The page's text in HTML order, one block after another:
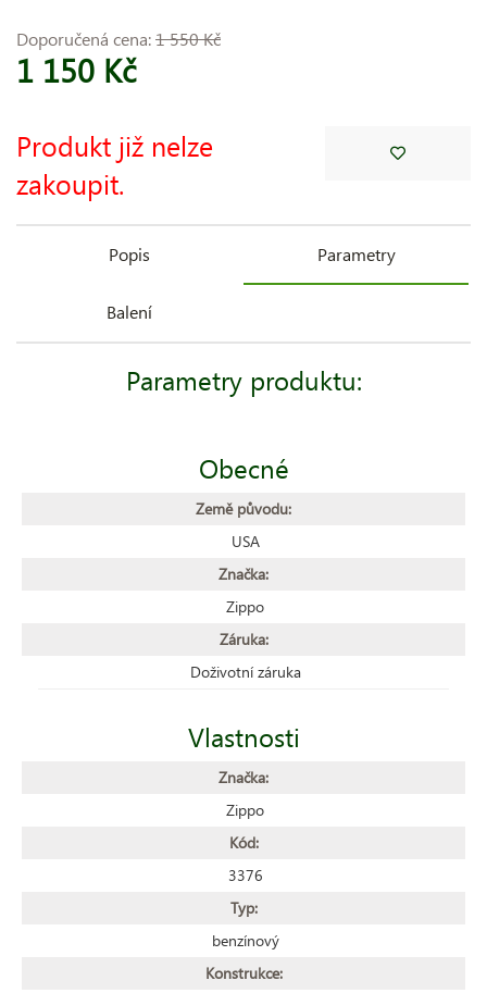
Doporučená cena:1 550 Kč
1 150 Kč
Produkt již nelze
zakoupit.
Popis Parametry
Balení
Parametry produktu:
Obecné
Země původu:
USA
Značka:
Zippo
Záruka:
Doživotní záruka
Vlastnosti
Značka:
Zippo
Kód:
3376
Typ:
benzínový
Konstrukce: